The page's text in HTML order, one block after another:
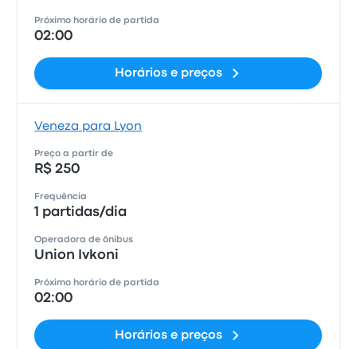
Próximo horário de partida
02:00
Horários e preços
Veneza para Lyon
Preço a partir de
R$ 250
Frequência
1 partidas/dia
Operadora de ônibus
Union Ivkoni
Próximo horário de partida
02:00
Horários e preços